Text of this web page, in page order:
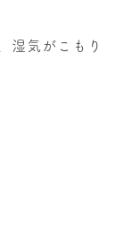
湿気がこもり